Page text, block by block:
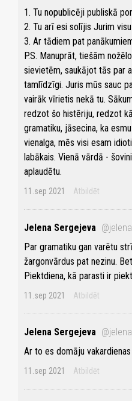
1. Tu nopublicēji publiskā
2. Tu arī esi solījis Jurim
3. Ar tādiem pat
P.S. Manuprāt, tiešām
sievietēm, saukājot tās par
tamlīdzīgi. Juris mūs sauc
vairāk vīrietis nekā tu.
redzot šo histēriju, redzot
gramatiku, jāsecina, ka
vienalga, mēs visi esam
labākais. Vienā vārdā -
aplaudētu.
11.sep 2021 Atbildēt
Jelena Sergejeva
Par gramatiku gan varētu
žargonvārdus pat nezinu.
Piektdiena, kā parasti ir
11.sep 2021 Atbildēt
Jelena Sergejeva
Ar to es domāju
11.sep 2021 Atbildēt